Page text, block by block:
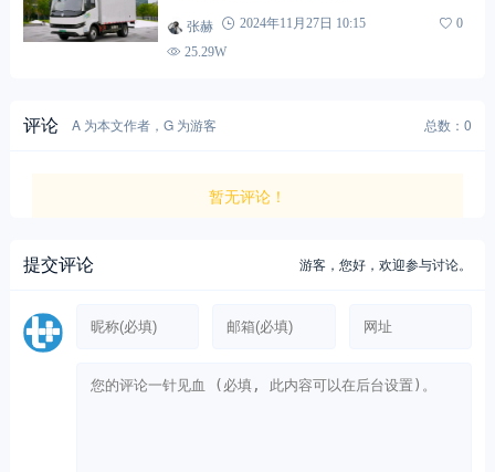
张赫 2024年11月27日 10:15
0
25.29W
评论 A 为本文作者，G 为游客 总数：0
暂无评论！
提交评论 游客，您好，欢迎参与讨论。